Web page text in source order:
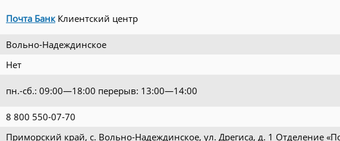
Почта Банк Клиентский центр
Вольно-Надеждинское
Нет
пн.-сб.: 09:00—18:00 перерыв: 13:00—14:00
8 800 550-07-70
Приморский край, с. Вольно-Надеждинское, ул. Дрегиса, д. 1 Отделение